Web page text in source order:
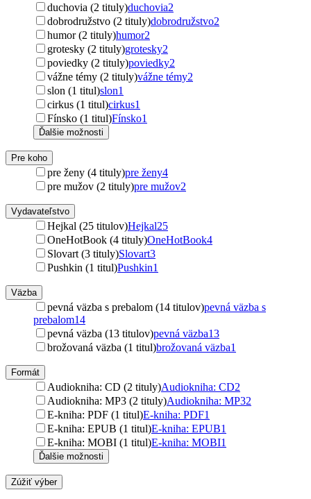
duchovia (2 tituly)duchovia2
dobrodružstvo (2 tituly)dobrodružstvo2
humor (2 tituly)humor2
grotesky (2 tituly)grotesky2
poviedky (2 tituly)poviedky2
vážne témy (2 tituly)vážne témy2
slon (1 titul)slon1
cirkus (1 titul)cirkus1
Fínsko (1 titul)Fínsko1
Ďalšie možnosti
Pre koho
pre ženy (4 tituly)pre ženy4
pre mužov (2 tituly)pre mužov2
Vydavateľstvo
Hejkal (25 titulov)Hejkal25
OneHotBook (4 tituly)OneHotBook4
Slovart (3 tituly)Slovart3
Pushkin (1 titul)Pushkin1
Väzba
pevná väzba s prebalom (14 titulov)pevná väzba s
prebalom14
pevná väzba (13 titulov)pevná väzba13
brožovaná väzba (1 titul)brožovaná väzba1
Formát
Audiokniha: CD (2 tituly)Audiokniha: CD2
Audiokniha: MP3 (2 tituly)Audiokniha: MP32
E-kniha: PDF (1 titul)E-kniha: PDF1
E-kniha: EPUB (1 titul)E-kniha: EPUB1
E-kniha: MOBI (1 titul)E-kniha: MOBI1
Ďalšie možnosti
Zúžiť výber